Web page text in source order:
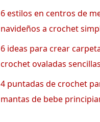
6 estilos en centros de
navideños a crochet
6 ideas para crear
crochet ovaladas sencillas
4 puntadas de crochet
mantas de bebe